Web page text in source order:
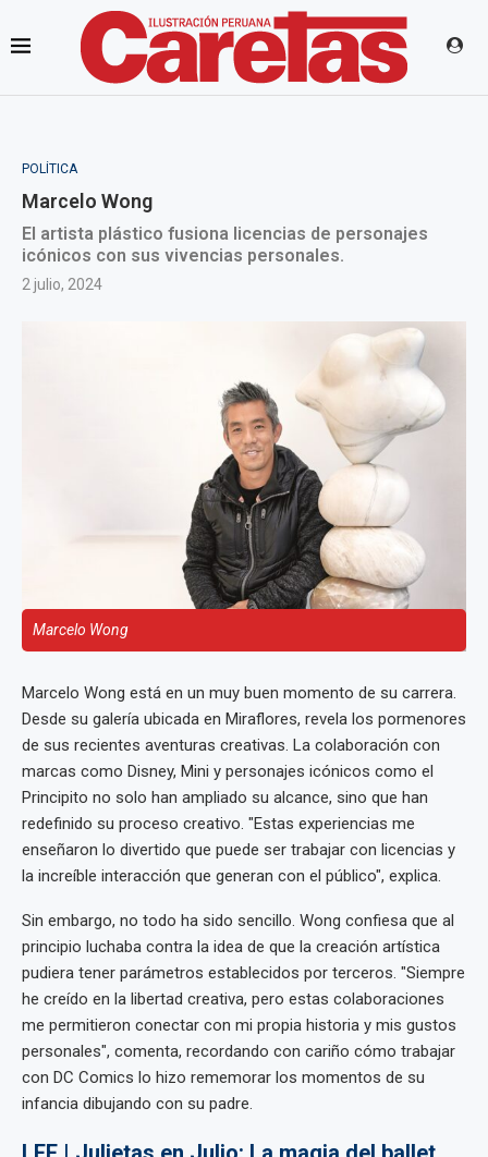
POLÍTICA
Marcelo Wong
El artista plástico fusiona licencias de personajes
icónicos con sus vivencias personales.
2 julio, 2024
Marcelo Wong
Marcelo Wong está en un muy buen momento de su carrera.
Desde su galería ubicada en Miraflores, revela los pormenores
de sus recientes aventuras creativas. La colaboración con
marcas como Disney, Mini y personajes icónicos como el
Principito no solo han ampliado su alcance, sino que han
redefinido su proceso creativo. "Estas experiencias me
enseñaron lo divertido que puede ser trabajar con licencias y
la increíble interacción que generan con el público", explica.
Sin embargo, no todo ha sido sencillo. Wong confiesa que al
principio luchaba contra la idea de que la creación artística
pudiera tener parámetros establecidos por terceros. "Siempre
he creído en la libertad creativa, pero estas colaboraciones
me permitieron conectar con mi propia historia y mis gustos
personales", comenta, recordando con cariño cómo trabajar
con DC Comics lo hizo rememorar los momentos de su
infancia dibujando con su padre.